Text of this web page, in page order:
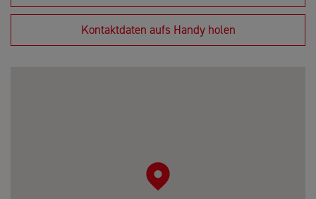
Kontaktdaten aufs Handy holen